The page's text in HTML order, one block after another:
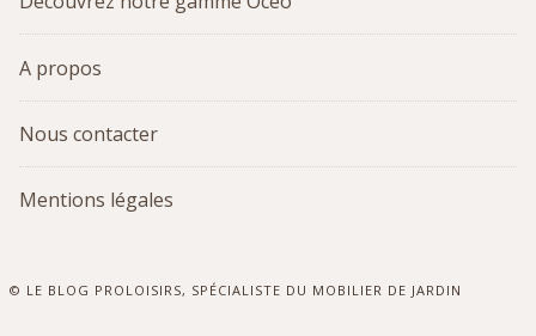
A propos
Nous contacter
Mentions légales
© LE BLOG PROLOISIRS, SPÉCIALISTE DU MOBILIER DE JARDIN